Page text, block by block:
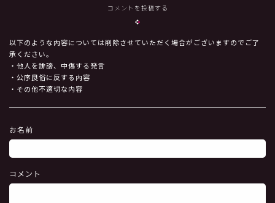
コメントを投稿する
以下のような内容については削除させていただく場合がございますのでご了
承ください。
・他人を誹謗、中傷する発言
・公序良俗に反する内容
・その他不適切な内容
お名前
コメント